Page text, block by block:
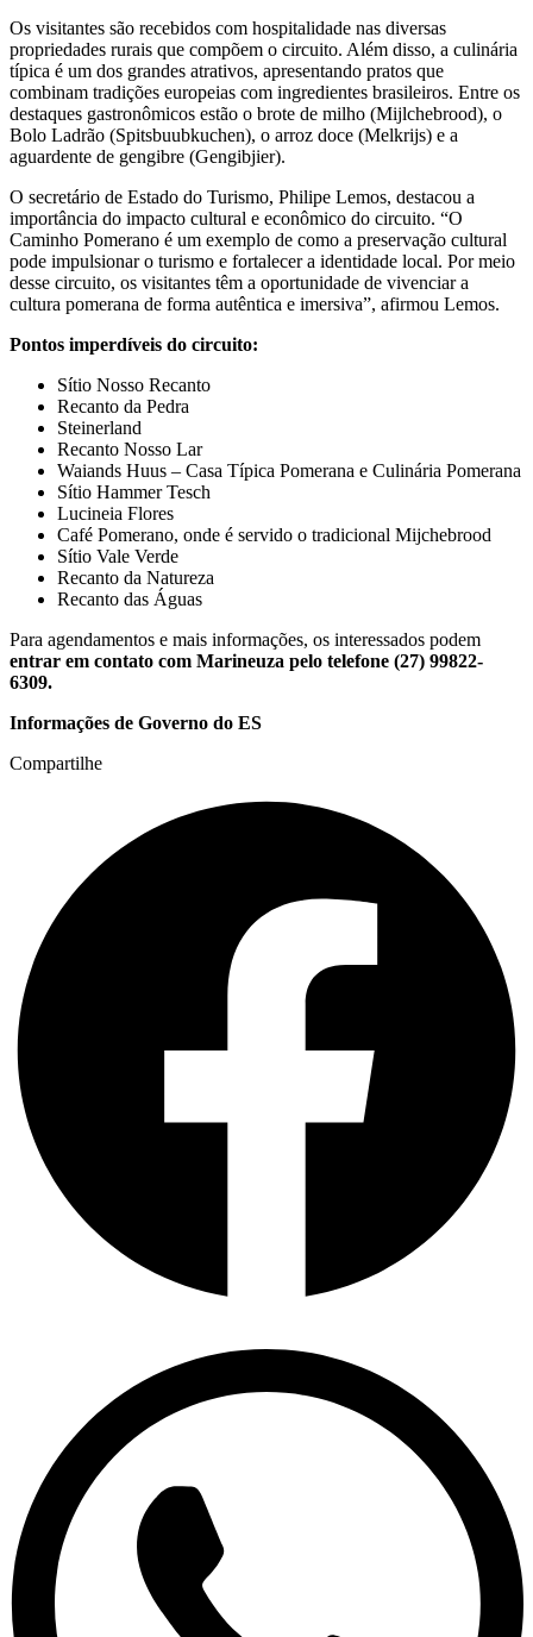
Os visitantes são recebidos com hospitalidade nas diversas
propriedades rurais que compõem o circuito. Além disso, a culinária
típica é um dos grandes atrativos, apresentando pratos que
combinam tradições europeias com ingredientes brasileiros. Entre os
destaques gastronômicos estão o brote de milho (Mijlchebrood), o
Bolo Ladrão (Spitsbuubkuchen), o arroz doce (Melkrijs) e a
aguardente de gengibre (Gengibjier).
O secretário de Estado do Turismo, Philipe Lemos, destacou a
importância do impacto cultural e econômico do circuito. “O
Caminho Pomerano é um exemplo de como a preservação cultural
pode impulsionar o turismo e fortalecer a identidade local. Por meio
desse circuito, os visitantes têm a oportunidade de vivenciar a
cultura pomerana de forma autêntica e imersiva”, afirmou Lemos.
Pontos imperdíveis do circuito:
Sítio Nosso Recanto
Recanto da Pedra
Steinerland
Recanto Nosso Lar
Waiands Huus – Casa Típica Pomerana e Culinária Pomerana
Sítio Hammer Tesch
Lucineia Flores
Café Pomerano, onde é servido o tradicional Mijchebrood
Sítio Vale Verde
Recanto da Natureza
Recanto das Águas
Para agendamentos e mais informações, os interessados podem
entrar em contato com Marineuza pelo telefone (27) 99822-
6309.
Informações de Governo do ES
Compartilhe